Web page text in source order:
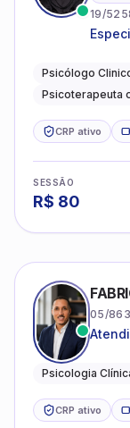
19/
Psicólogo
Psicoterapeuta
CRP ativo
SESSÃO
R$ 80
05/
Psicologia
CRP ativo